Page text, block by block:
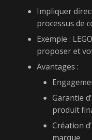
Impliquer
processus de
Exemple :
proposer et
Avantages :
Garantie
produit
Création
marque